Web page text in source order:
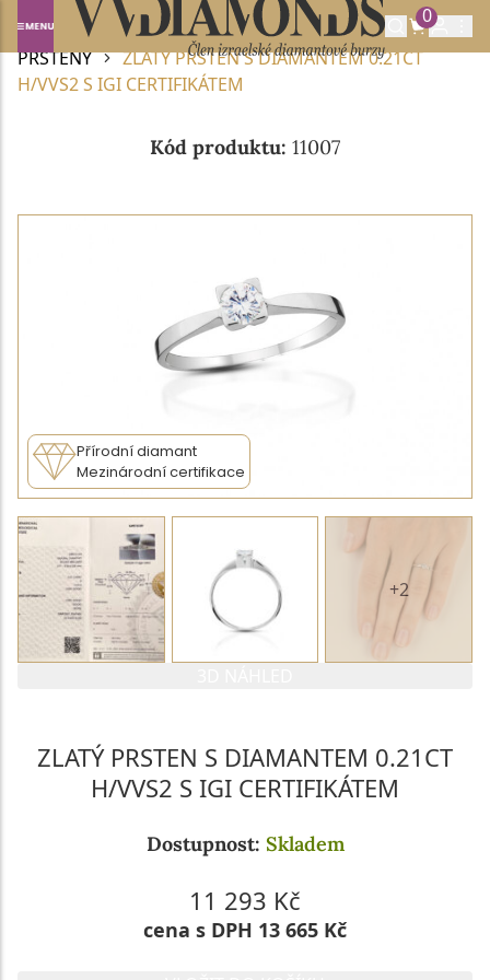
0
Domů DIAMANTOVÉ ŠPERKY
DIAMANTOVÉ
PRSTENY
ZLATÝ PRSTEN S DIAMANTEM 0.21CT
H/VVS2 S IGI CERTIFIKÁTEM
Kód produktu: 11007
Přírodní diamant
Mezinárodní certifikace
+2
ZLATÝ PRSTEN S DIAMANTEM 0.21CT
H/VVS2 S IGI CERTIFIKÁTEM
Dostupnost: Skladem
11 293 Kč
cena s DPH 13 665 Kč